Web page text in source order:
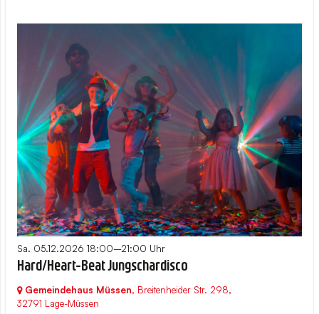
Sa. 05.12.2026 18:00–21:00 Uhr
Hard/Heart-Beat Jungschardisco
Gemeindehaus Müssen, Breitenheider Str. 298,
32791 Lage-Müssen